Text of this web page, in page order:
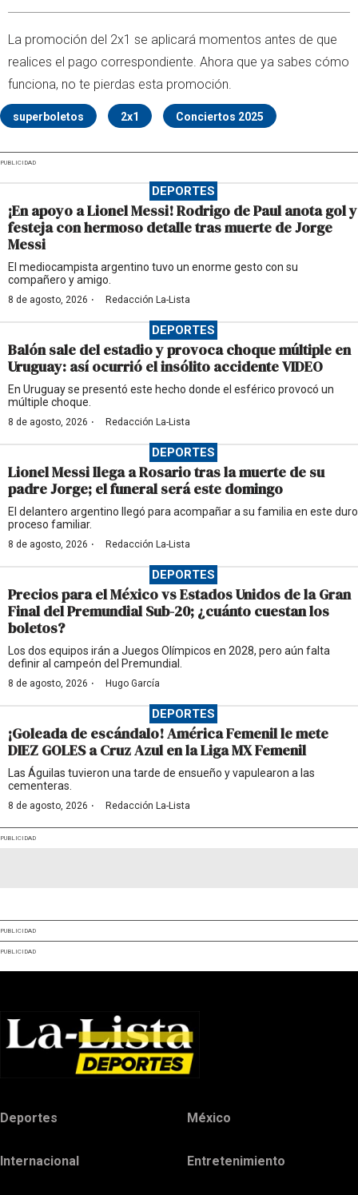
La promoción del 2x1 se aplicará momentos antes de que
realices el pago correspondiente. Ahora que ya sabes cómo
funciona, no te pierdas esta promoción.
superboletos 2x1 Conciertos 2025
PUBLICIDAD
DEPORTES
¡En apoyo a Lionel Messi! Rodrigo de Paul anota gol y
festeja con hermoso detalle tras muerte de Jorge
Messi
El mediocampista argentino tuvo un enorme gesto con su
compañero y amigo.
8 de agosto, 2026 · Redacción La-Lista
DEPORTES
Balón sale del estadio y provoca choque múltiple en
Uruguay: así ocurrió el insólito accidente VIDEO
En Uruguay se presentó este hecho donde el esférico provocó un
múltiple choque.
8 de agosto, 2026 · Redacción La-Lista
DEPORTES
Lionel Messi llega a Rosario tras la muerte de su
padre Jorge; el funeral será este domingo
El delantero argentino llegó para acompañar a su familia en este duro
proceso familiar.
8 de agosto, 2026 · Redacción La-Lista
DEPORTES
Precios para el México vs Estados Unidos de la Gran
Final del Premundial Sub-20; ¿cuánto cuestan los
boletos?
Los dos equipos irán a Juegos Olímpicos en 2028, pero aún falta
definir al campeón del Premundial.
8 de agosto, 2026 · Hugo García
DEPORTES
¡Goleada de escándalo! América Femenil le mete
DIEZ GOLES a Cruz Azul en la Liga MX Femenil
Las Águilas tuvieron una tarde de ensueño y vapulearon a las
cementeras.
8 de agosto, 2026 · Redacción La-Lista
PUBLICIDAD
PUBLICIDAD
PUBLICIDAD
Deportes México
Internacional Entretenimiento